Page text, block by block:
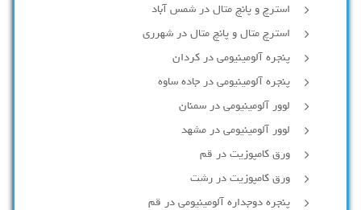
استرچ و پانچ متال در شمس آباد
استرچ متال و پانچ متال در شهرری
پنجره آلومینیومی در کردان
پنجره آلومینیومی در جاده ساوه
لوور آلومینیومی در سمنان
لوور آلومینیومی در مشهد
ورق کامپوزیت در قم
ورق کامپوزیت در رشت
پنجره دوجداره آلومينيومی در قم